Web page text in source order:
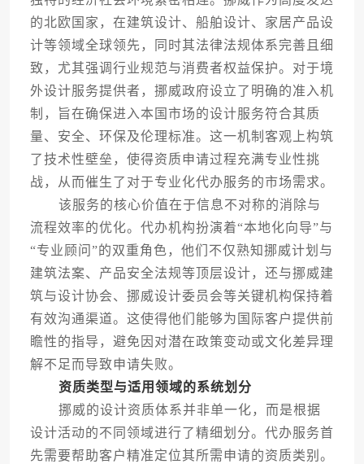
的北欧国家，在建筑设计、船舶设计、家居产品设
计等领域全球领先，同时其法律法规体系完善且细
致，尤其强调行业规范与消费者权益保护。对于境
外设计服务提供者，挪威政府设立了明确的准入机
制，旨在确保进入本国市场的设计服务符合其质
量、安全、环保及伦理标准。这一机制客观上构筑
了技术性壁垒，使得资质申请过程充满专业性挑
战，从而催生了对于专业化代办服务的市场需求。
该服务的核心价值在于信息不对称的消除与
流程效率的优化。代办机构扮演着“本地化向导”与
“专业顾问”的双重角色，他们不仅熟知挪威计划与
建筑法案、产品安全法规等顶层设计，还与挪威建
筑与设计协会、挪威设计委员会等关键机构保持着
有效沟通渠道。这使得他们能够为国际客户提供前
瞻性的指导，避免因对潜在政策变动或文化差异理
解不足而导致申请失败。
资质类型与适用领域的系统划分
挪威的设计资质体系并非单一化，而是根据
设计活动的不同领域进行了精细划分。代办服务首
先需要帮助客户精准定位其所需申请的资质类别。